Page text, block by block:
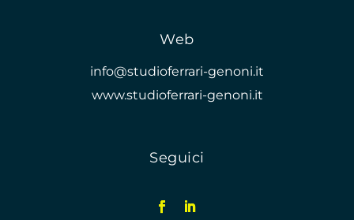
Web
info@studioferrari-genoni.it
www.studioferrari-genoni.it
Seguici